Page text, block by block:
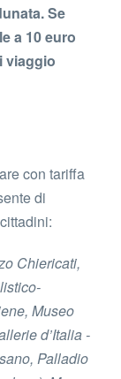
Se
a 10 euro
viaggio
con tariffa
di
Chiericati,
Museo
d’Italia -
Palladio